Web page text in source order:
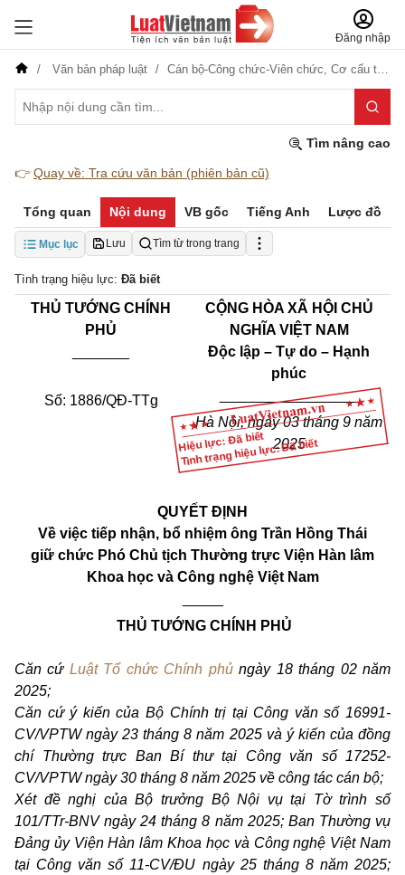
Đăng nhập
Văn bản pháp luật Cán bộ-Công chức-Viên chức, Cơ cấu tổ chức
Tìm nâng cao
👉 Quay về: Tra cứu văn bản (phiên bản cũ)
Tổng quan Nội dung VB gốc Tiếng Anh Lược đồ
Mục lục Lưu Tìm từ trong trang
Tình trạng hiệu lực: Đã biết
Hiệu lực: Đã biết
Tình trạng hiệu lực: Đã biết
THỦ TƯỚNG CHÍNH
PHỦ
Số: 1886/QĐ-TTg
CỘNG HÒA XÃ HỘI CHỦ
NGHĨA VIỆT NAM
Độc lập – Tự do – Hạnh
phúc
_________________
Hà Nội, ngày 03 tháng 9 năm
2025
QUYẾT ĐỊNH
Về việc tiếp nhận, bổ nhiệm ông Trần Hồng Thái
giữ chức Phó Chủ tịch Thường trực Viện Hàn lâm
Khoa học và Công nghệ Việt Nam
THỦ TƯỚNG CHÍNH PHỦ
Căn cứ Luật Tổ chức Chính phủngày 18 tháng 02 năm
2025;
Căn cứ ý kiến của Bộ Chính trị tại Công văn số 16991-
CV/VPTW ngày 23 tháng 8 năm 2025 và ý kiến của đồng
chí Thường trực Ban Bí thư tại Công văn số 17252-
CV/VPTW ngày 30 tháng 8 năm 2025 về công tác cán bộ;
Xét đề nghị của Bộ trưởng Bộ Nội vụ tại Tờ trình số
101/TTr-BNV ngày 24 tháng 8 năm 2025; Ban Thường vụ
Đảng ủy Viện Hàn lâm Khoa học và Công nghệ Việt Nam
tại Công văn số 11-CV/ĐU ngày 25 tháng 8 năm 2025;